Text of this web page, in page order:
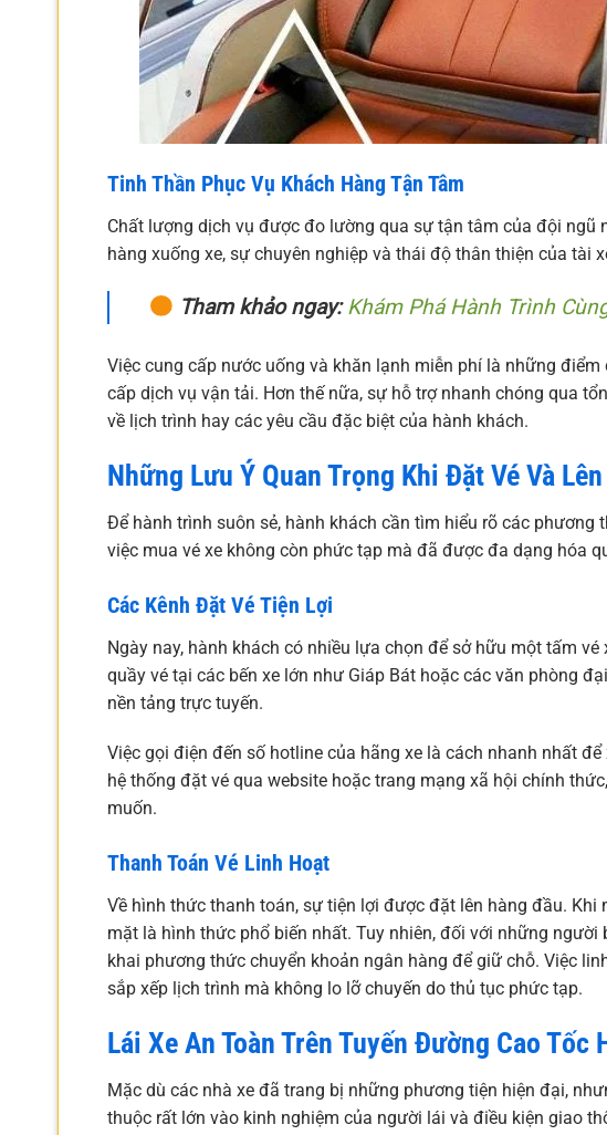
Tinh Thần Phục Vụ Khách Hàng Tận Tâm
Chất lượng dịch vụ được đo lường qua sự tận tâm của đội ngũ
hàng xuống xe, sự chuyên nghiệp và thái độ thân thiện của tài
Tham khảo ngay:Khám Phá Hành Trình
Việc cung cấp nước uống và khăn lạnh miễn phí là những
cấp dịch vụ vận tải. Hơn thế nữa, sự hỗ trợ nhanh chóng qua
về lịch trình hay các yêu cầu đặc biệt của hành khách.
Những Lưu Ý Quan Trọng Khi Đặt Vé Và
Để hành trình suôn sẻ, hành khách cần tìm hiểu rõ các
việc mua vé xe không còn phức tạp mà đã được đa dạng hóa
Các Kênh Đặt Vé Tiện Lợi
Ngày nay, hành khách có nhiều lựa chọn để sở hữu một tấm
quầy vé tại các bến xe lớn như Giáp Bát hoặc các văn phòng
nền tảng trực tuyến.
Việc gọi điện đến số hotline của hãng xe là cách nhanh nhất
hệ thống đặt vé qua website hoặc trang mạng xã hội chính
muốn.
Thanh Toán Vé Linh Hoạt
Về hình thức thanh toán, sự tiện lợi được đặt lên hàng đầu. Khi
mặt là hình thức phổ biến nhất. Tuy nhiên, đối với những
khai phương thức chuyển khoản ngân hàng để giữ chỗ. Việc
sắp xếp lịch trình mà không lo lỡ chuyến do thủ tục phức tạp.
Lái Xe An Toàn Trên Tuyến Đường Cao Tốc
Mặc dù các nhà xe đã trang bị những phương tiện hiện đại,
thuộc rất lớn vào kinh nghiệm của người lái và điều kiện giao